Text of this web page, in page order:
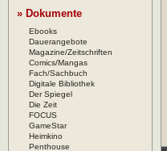
» Dokumente
Ebooks
Dauerangebote
Magazine/Zeitschriften
Comics/Mangas
Fach/Sachbuch
Digitale Bibliothek
Der Spiegel
Die Zeit
FOCUS
GameStar
Heimkino
Penthouse